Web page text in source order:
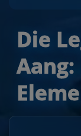
Die